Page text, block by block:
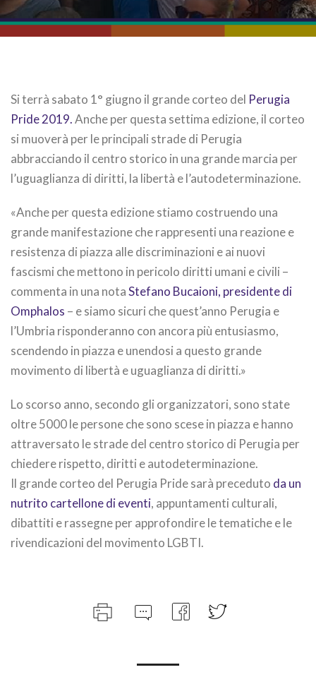
Si terrà sabato 1° giugno il grande corteo del Perugia
Pride 2019.Anche per questa settima edizione, il corteo
si muoverà per le principali strade di Perugia
abbracciando il centro storico in una grande marcia per
l’uguaglianza di diritti, la libertà e l’autodeterminazione.
«Anche per questa edizione stiamo costruendo una
grande manifestazione che rappresenti una reazione e
resistenza di piazza alle discriminazioni e ai nuovi
fascismi che mettono in pericolo diritti umani e civili –
commenta in una notaStefano Bucaioni, presidente di
Omphalos – e siamo sicuri che quest’anno Perugia e
l’Umbria risponderanno con ancora più entusiasmo,
scendendo in piazza e unendosi a questo grande
movimento di libertà e uguaglianza di diritti.»
Lo scorso anno, secondo gli organizzatori, sono state
oltre 5000 le persone che sono scese in piazza e hanno
attraversato le strade del centro storico di Perugia per
chiedere rispetto, diritti e autodeterminazione.
Il grande corteo del Perugia Pride sarà preceduto da un
nutrito cartellone di eventi, appuntamenti culturali,
dibattiti e rassegne per approfondire le tematiche e le
rivendicazioni del movimento LGBTI.